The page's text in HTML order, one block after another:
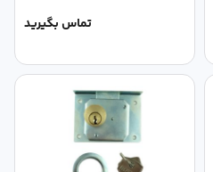
تماس بگیرید